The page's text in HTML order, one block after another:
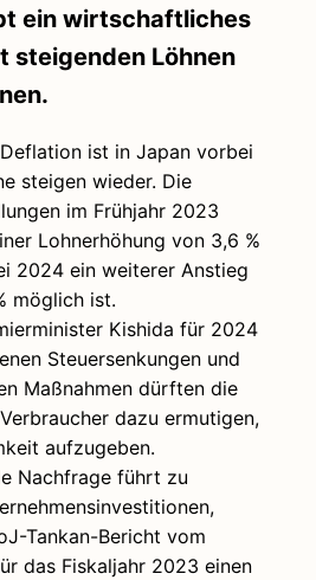
ein wirtschaftliches
steigenden Löhnen
ist in Japan vorbei
steigen wieder. Die
im Frühjahr 2023
Lohnerhöhung von 3,6 %
2024 ein weiterer Anstieg
möglich ist.
Kishida für 2024
Steuersenkungen und
Maßnahmen dürften die
dazu ermutigen,
aufzugeben.
Nachfrage führt zu
Tankan-Bericht vom
das Fiskaljahr 2023 einen